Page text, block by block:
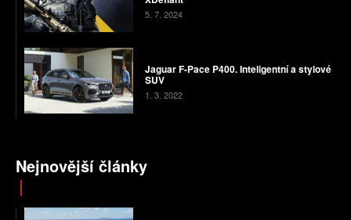
5. 7. 2024
Jaguar F-Pace P400. Inteligentní a stylové
SUV
1. 3. 2022
Nejnovější články